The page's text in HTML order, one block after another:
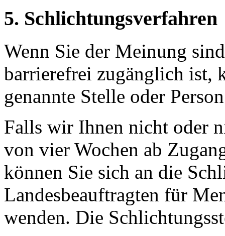
5. Schlichtungsverfahren
Wenn Sie der Meinung
barrierefrei zugänglich ist,
genannte Stelle oder
Falls wir Ihnen nicht oder
von vier Wochen ab
können Sie sich an die
Landesbeauftragten für
wenden. Die